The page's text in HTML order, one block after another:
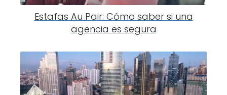
Estafas Au Pair: Cómo saber si una
agencia es segura